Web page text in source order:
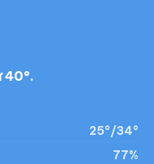
40°.
25°/34°
77%